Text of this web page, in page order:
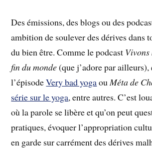
Des émissions, des blogs ou des
ambition de soulever des dérives dans
du bien être. Comme le podcast
fin du monde(que j’adore par
l’épisodeVery bad yogaou Méta de
série sur le yoga, entre autres. C’est
où la parole se libère et qu’on peut
pratiques, évoquer l’appropriation
en garde sur carrément des dérives